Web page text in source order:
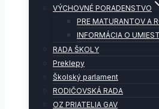
VÝCHOVNÉ PORADENSTVO
PRE MATURANTOV A
INFORMÁCIA O
RADA ŠKOLY
Preklepy
Školský parlament
RODIČOVSKÁ RADA
OZ PRIATELIA GAV